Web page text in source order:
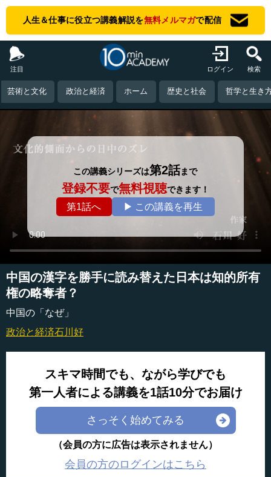
人生＆仕事に役立つ講義解説を無料メルマガで配信
注目 ログイン 検索
芸術と文化 政治と経済 ホーム 歴史と社会 哲学と生き
この講義シリーズは第2話まで
登録不要で無料視聴できます！
第1話へ ▶ この講義を再生
中国の漢字を勝手に読み替えた日本は知的所有
権の略奪者？
中国の「なぜ」
政治と経済石川好
スキマ時間でも、ながら学びでも
第一人者による講義を1話10分でお届け
さっそく始めてみる
（会員の方に広告は表示されません）
会員の方のログインはこちら